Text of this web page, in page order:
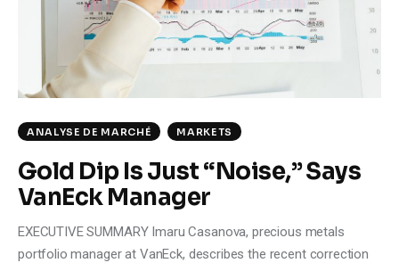
Climate
Markets
Tech
Shop
ANALYSE DE MARCHÉ MARKETS
Gold Dip Is Just “Noise,” Says
VanEck Manager
EXECUTIVE SUMMARY Imaru Casanova, precious metals
portfolio manager at VanEck, describes the recent correction